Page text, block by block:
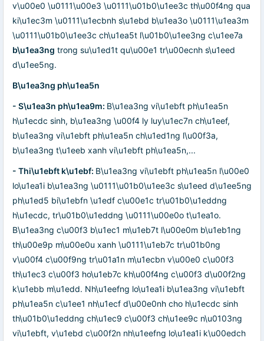
v\u00e0 \u0111\u00e3 \u0111\u01b0\u1ee3c th\u00f4ng qua
ki\u1ec3m \u0111\u1ecbnh s\u1ebd b\u1ea3o \u0111\u1ea3m
\u0111\u01b0\u1ee3c ch\u1ea5t l\u01b0\u1ee3ng c\u1ee7a
b\u1ea3ng trong su\u1ed1t qu\u00e1 tr\u00ecnh s\u1eed
d\u1ee5ng.
B\u1ea3ng ph\u1ea5n
- S\u1ea3n ph\u1ea9m: B\u1ea3ng vi\u1ebft ph\u1ea5n
h\u1ecdc sinh, b\u1ea3ng \u00f4 ly luy\u1ec7n ch\u1eef,
b\u1ea3ng vi\u1ebft ph\u1ea5n ch\u1ed1ng l\u00f3a,
b\u1ea3ng t\u1eeb xanh vi\u1ebft ph\u1ea5n,...
- Thi\u1ebft k\u1ebf: B\u1ea3ng vi\u1ebft ph\u1ea5n l\u00e0
lo\u1ea1i b\u1ea3ng \u0111\u01b0\u1ee3c s\u1eed d\u1ee5ng
ph\u1ed5 bi\u1ebfn \u1edf c\u00e1c tr\u01b0\u1eddng
h\u1ecdc, tr\u01b0\u1eddng \u0111\u00e0o t\u1ea1o.
B\u1ea3ng c\u00f3 b\u1ec1 m\u1eb7t l\u00e0m b\u1eb1ng
th\u00e9p m\u00e0u xanh \u0111\u1eb7c tr\u01b0ng
v\u00f4 c\u00f9ng tr\u01a1n m\u1ecbn v\u00e0 c\u00f3
th\u1ec3 c\u00f3 ho\u1eb7c kh\u00f4ng c\u00f3 d\u00f2ng
k\u1ebb m\u1edd. Nh\u1eefng lo\u1ea1i b\u1ea3ng vi\u1ebft
ph\u1ea5n c\u1ee1 nh\u1ecf d\u00e0nh cho h\u1ecdc sinh
th\u01b0\u1eddng ch\u1ec9 c\u00f3 ch\u1ee9c n\u0103ng
vi\u1ebft, v\u1ebd c\u00f2n nh\u1eefng lo\u1ea1i k\u00edch